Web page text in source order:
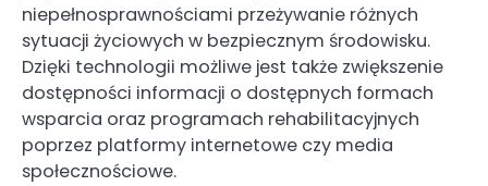
niepełnosprawnościami przeżywanie różnych
sytuacji życiowych w bezpiecznym środowisku.
Dzięki technologii możliwe jest także zwiększenie
dostępności informacji o dostępnych formach
wsparcia oraz programach rehabilitacyjnych
poprzez platformy internetowe czy media
społecznościowe.